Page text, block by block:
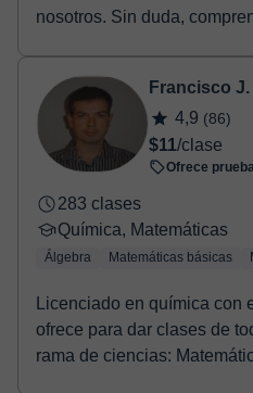
nosotros. Sin duda,
Francisco J.
4,9 (86)
$11/clase
Ofrece
283 clases
Química, Matemáticas
Álgebra Matemáticas básicas
Licenciado en química con
ofrece para dar clases de
rama de ciencias: